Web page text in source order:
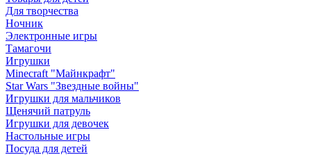
Для творчества
Ночник
Электронные игры
Тамагочи
Игрушки
Minecraft "Майнкрафт"
Star Wars "Звездные войны"
Игрушки для мальчиков
Щенячий патруль
Игрушки для девочек
Настольные игры
Посуда для детей